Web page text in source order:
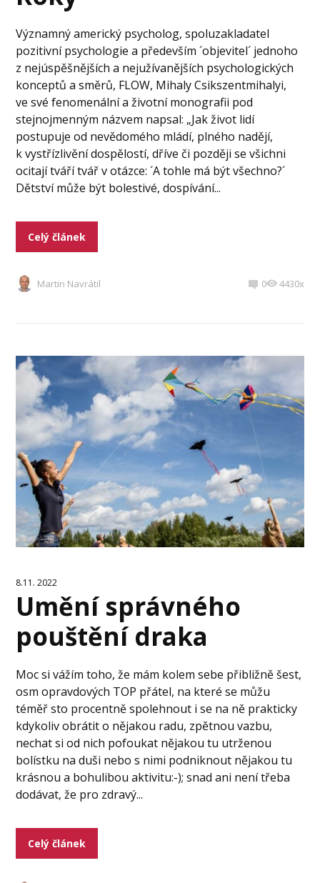
Významný americký psycholog, spoluzakladatel
pozitivní psychologie a především ´objevitel´ jednoho
z nejúspěšnějších a nejužívanějších psychologických
konceptů a směrů, FLOW, Mihaly Csikszentmihalyi,
ve své fenomenální a životní monografii pod
stejnojmenným názvem napsal: „Jak život lidí
postupuje od nevědomého mládí, plného nadějí,
k vystřízlivění dospělostí, dříve či později se všichni
ocitají tváří tvář v otázce: ´A tohle má být všechno?´
Dětství může být bolestivé, dospívání...
Celý článek
Martin Navrátil 0 4430x
8.11. 2022
Umění správného
pouštění draka
Moc si vážím toho, že mám kolem sebe přibližně šest,
osm opravdových TOP přátel, na které se můžu
téměř sto procentně spolehnout i se na ně prakticky
kdykoliv obrátit o nějakou radu, zpětnou vazbu,
nechat si od nich pofoukat nějakou tu utrženou
bolístku na duši nebo s nimi podniknout nějakou tu
krásnou a bohulibou aktivitu:-); snad ani není třeba
dodávat, že pro zdravý...
Celý článek